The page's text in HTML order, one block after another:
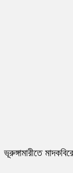
ভূরুঙ্গামারীতে